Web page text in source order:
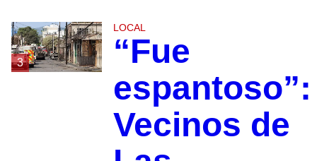
3
LOCAL
“Fue
espantoso”:
Vecinos de